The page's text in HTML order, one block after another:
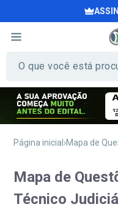
Página inicial Mapa de
Mapa de
Técnico